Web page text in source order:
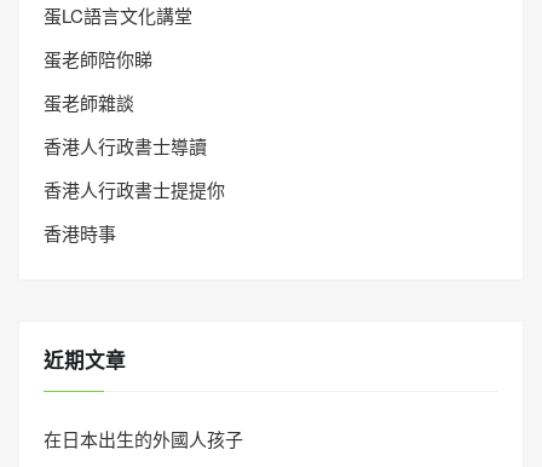
蛋LC語言文化講堂
蛋老師陪你睇
蛋老師雜談
香港人行政書士導讀
香港人行政書士提提你
香港時事
近期文章
在日本出生的外國人孩子